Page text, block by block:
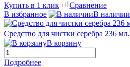
Купить в 1 клик
Сравнение
В избранное
В наличии
Средство для чистки серебра 236 мл.
В корзину
Подробнее